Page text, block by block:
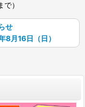
）
せ
月16日（日）